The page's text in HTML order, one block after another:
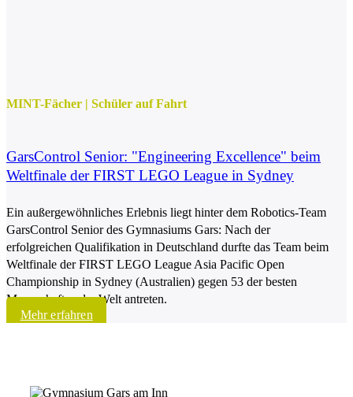
MINT-Fächer | Schüler auf Fahrt
GarsControl Senior: "Engineering Excellence" beim
Weltfinale der FIRST LEGO League in Sydney
Ein außergewöhnliches Erlebnis liegt hinter dem Robotics-Team
GarsControl Senior des Gymnasiums Gars: Nach der
erfolgreichen Qualifikation in Deutschland durfte das Team beim
Weltfinale der FIRST LEGO League Asia Pacific Open
Championship in Sydney (Australien) gegen 53 der besten
Mannschaften der Welt antreten.
Mehr erfahren